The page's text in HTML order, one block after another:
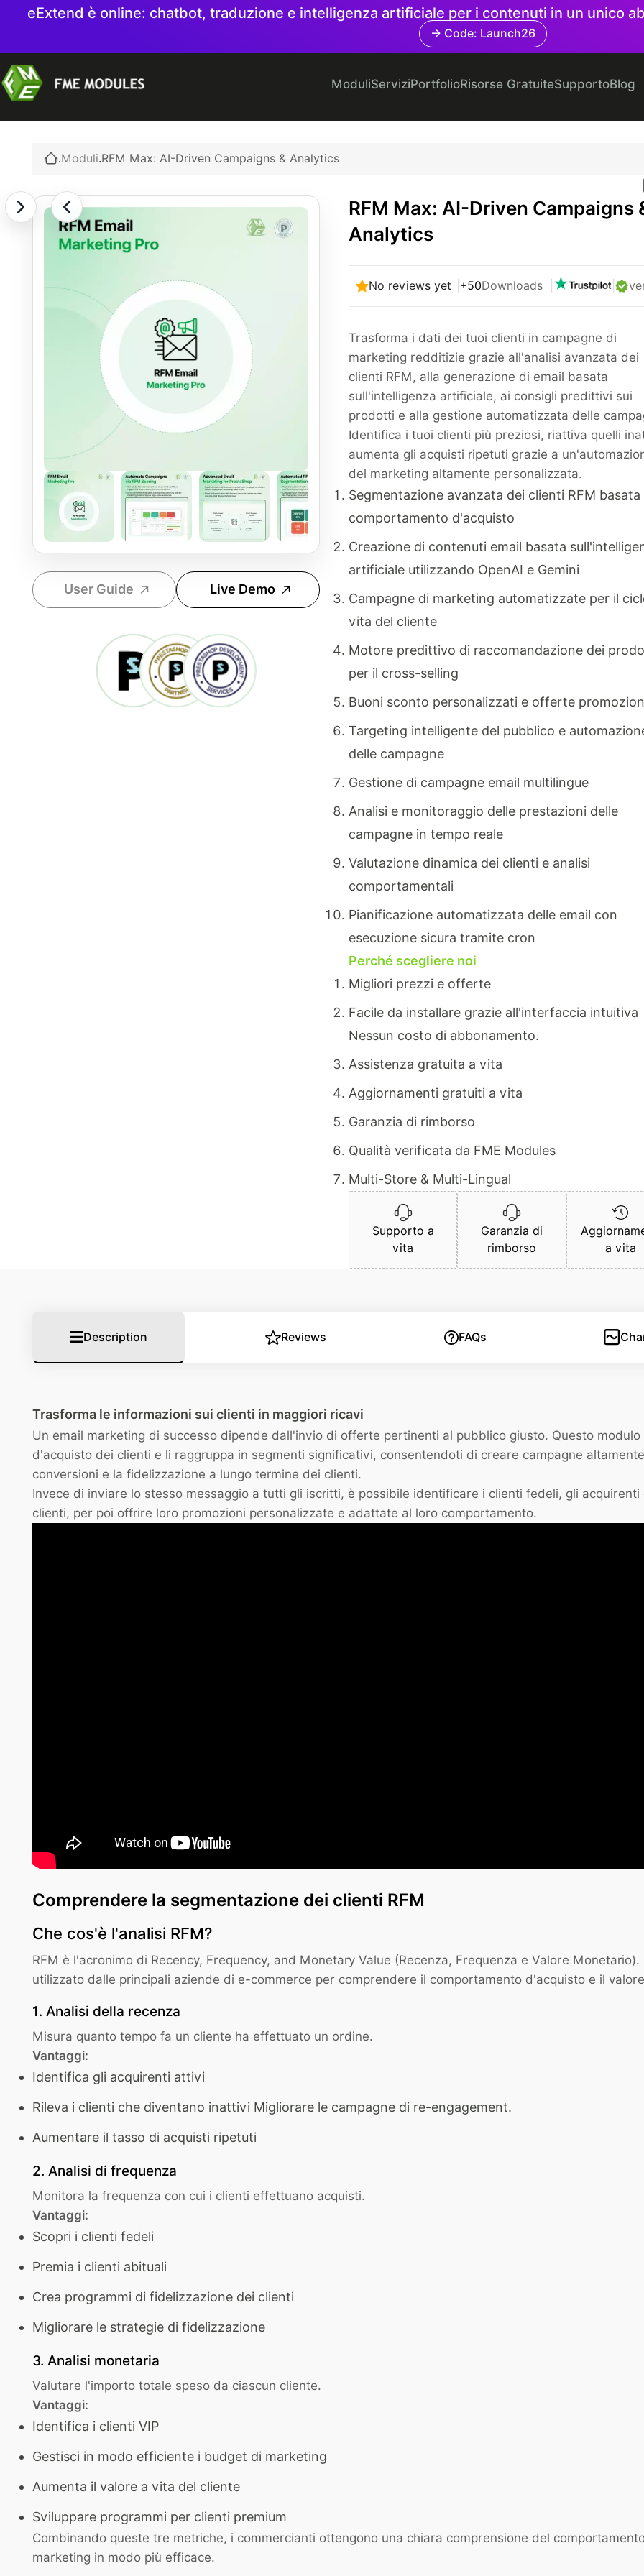
eExtend è online: chatbot, traduzione e intelligenza artificiale per i contenuti in un unico
→ Code: Launch26
ModuliServiziPortfolioRisorse GratuiteSupportoBlog
.Moduli.RFM Max: AI-Driven Campaigns & Analytics
User Guide Live Demo
RFM Max: AI-Driven Campaigns
Analytics
No reviews yet +50Downloads |
Trasforma i dati dei tuoi clienti in campagne di
marketing redditizie grazie all'analisi avanzata dei
clienti RFM, alla generazione di email basata
sull'intelligenza artificiale, ai consigli predittivi sui
prodotti e alla gestione automatizzata delle
Identifica i tuoi clienti più preziosi, riattiva quelli
aumenta gli acquisti ripetuti grazie a
del marketing altamente personalizzata.
Segmentazione avanzata dei clienti RFM basata
comportamento d'acquisto
Creazione di contenuti email basata
artificiale utilizzando OpenAI e Gemini
Campagne di marketing automatizzate per il
vita del cliente
Motore predittivo di raccomandazione dei
per il cross-selling
Buoni sconto personalizzati e offerte
Targeting intelligente del pubblico e
delle campagne
Gestione di campagne email multilingue
Analisi e monitoraggio delle prestazioni delle
campagne in tempo reale
Valutazione dinamica dei clienti e analisi
comportamentali
Pianificazione automatizzata delle email con
esecuzione sicura tramite cron
Perché scegliere noi
Migliori prezzi e offerte
Facile da installare grazie all'interfaccia intuitiva
Nessun costo di abbonamento.
Assistenza gratuita a vita
Aggiornamenti gratuiti a vita
Garanzia di rimborso
Qualità verificata da FME Modules
Multi-Store & Multi-Lingual
Supporto a
vita
Garanzia di
rimborso
a vita
Description Reviews FAQs
Trasforma le informazioni sui clienti in maggiori ricavi
Un email marketing di successo dipende dall'invio di offerte pertinenti al pubblico giusto. Questo
d'acquisto dei clienti e li raggruppa in segmenti significativi, consentendoti di creare campagne
conversioni e la fidelizzazione a lungo termine dei clienti.
Invece di inviare lo stesso messaggio a tutti gli iscritti, è possibile identificare i clienti fedeli, gli
clienti, per poi offrire loro promozioni personalizzate e adattate al loro comportamento.
Comprendere la segmentazione dei clienti RFM
Che cos'è l'analisi RFM?
RFM è l'acronimo di Recency, Frequency, and Monetary Value (Recenza, Frequenza e Valore
utilizzato dalle principali aziende di e-commerce per comprendere il comportamento d'acquisto e il
1. Analisi della recenza
Misura quanto tempo fa un cliente ha effettuato un ordine.
Vantaggi:
Identifica gli acquirenti attivi
Rileva i clienti che diventano inattivi Migliorare le campagne di re-engagement.
Aumentare il tasso di acquisti ripetuti
2. Analisi di frequenza
Monitora la frequenza con cui i clienti effettuano acquisti.
Vantaggi:
Scopri i clienti fedeli
Premia i clienti abituali
Crea programmi di fidelizzazione dei clienti
Migliorare le strategie di fidelizzazione
3. Analisi monetaria
Valutare l'importo totale speso da ciascun cliente.
Vantaggi:
Identifica i clienti VIP
Gestisci in modo efficiente i budget di marketing
Aumenta il valore a vita del cliente
Sviluppare programmi per clienti premium
Combinando queste tre metriche, i commercianti ottengono una chiara comprensione del
marketing in modo più efficace.